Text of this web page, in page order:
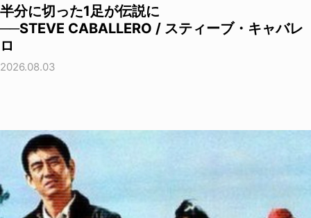
半分に切った1足が伝説に
──STEVE CABALLERO / スティーブ・キャバレ
ロ
2026.08.03